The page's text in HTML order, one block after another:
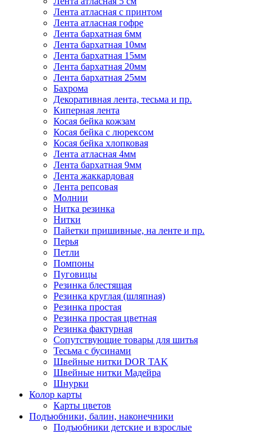
Лента атласная с принтом
Лента атласная гофре
Лента бархатная 6мм
Лента бархатная 10мм
Лента бархатная 15мм
Лента бархатная 20мм
Лента бархатная 25мм
Бахрома
Декоративная лента, тесьма и пр.
Киперная лента
Косая бейка кожзам
Косая бейка с люрексом
Косая бейка хлопковая
Лента атласная 4мм
Лента бархатная 9мм
Лента жаккардовая
Лента репсовая
Молнии
Нитка резинка
Нитки
Пайетки пришивные, на ленте и пр.
Перья
Петли
Помпоны
Пуговицы
Резинка блестящая
Резинка круглая (шляпная)
Резинка простая
Резинка простая цветная
Резинка фактурная
Сопутствующие товары для шитья
Тесьма с бусинами
Швейные нитки DOR TAK
Швейные нитки Мадейра
Шнурки
Колор карты
Карты цветов
Подъюбники, балин, наконечники
Подъюбники детские и взрослые